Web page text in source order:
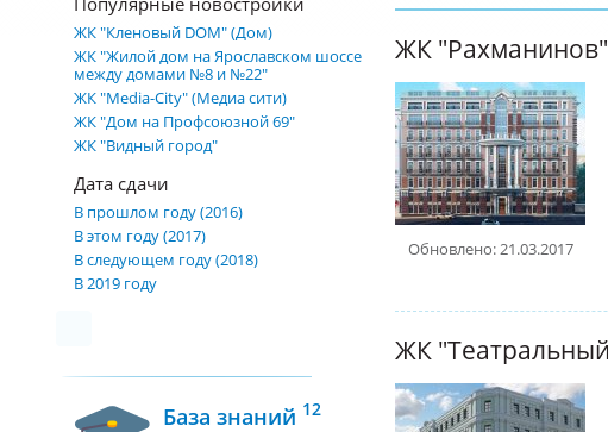
ЖК "Кленовый DOM" (Дом)
ЖК "Жилой дом на Ярославском шоссе
между домами №8 и №22"
ЖК "Media-City" (Медиа сити)
ЖК "Дом на Профсоюзной 69"
ЖК "Видный город"
Дата сдачи
В прошлом году (2016)
В этом году (2017)
В следующем году (2018)
В 2019 году
База знаний 12
ЖК "Рахманинов"
Обновлено: 21.03.2017